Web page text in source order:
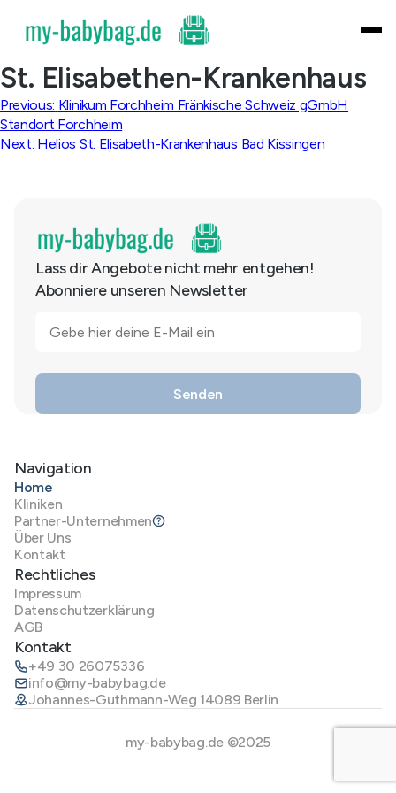
content
St. Elisabethen-Krankenhaus
Beitragsnavigation
Previous: Klinikum Forchheim Fränkische Schweiz gGmbH
Standort Forchheim
Next: Helios St. Elisabeth-Krankenhaus Bad Kissingen
Lass dir Angebote nicht mehr entgehen!
Abonniere unseren Newsletter
Navigation
Home
Kliniken
Partner-Unternehmen
Über Uns
Kontakt
Rechtliches
Impressum
Datenschutzerklärung
AGB
Kontakt
+49 30 26075336
info@my-babybag.de
Johannes-Guthmann-Weg 14089 Berlin
my-babybag.de ©2025